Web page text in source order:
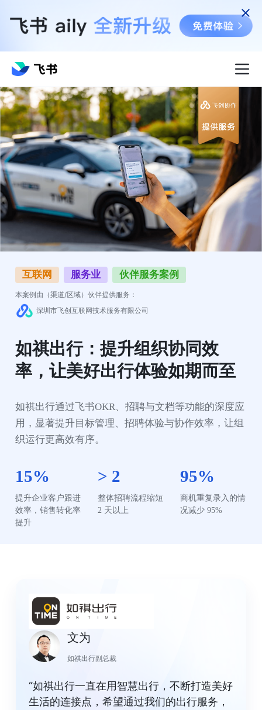
互联网 服务业 伙伴服务案例
本案例由（渠道/区域）伙伴提供服务：
深圳市飞创互联网技术服务有限公司
如祺出行：提升组织协同效
率，让美好出行体验如期而至
如祺出行通过飞书OKR、招聘与文档等功能的深度应
用，显著提升目标管理、招聘体验与协作效率，让组
织运行更高效有序。
15%
提升企业客户跟进
效率，销售转化率
提升
> 2
整体招聘流程缩短
2 天以上
95%
商机重复录入的情
况减少 95%
文为
如祺出行副总裁
“如祺出行一直在用智慧出行，不断打造美好
生活的连接点，希望通过我们的出行服务，